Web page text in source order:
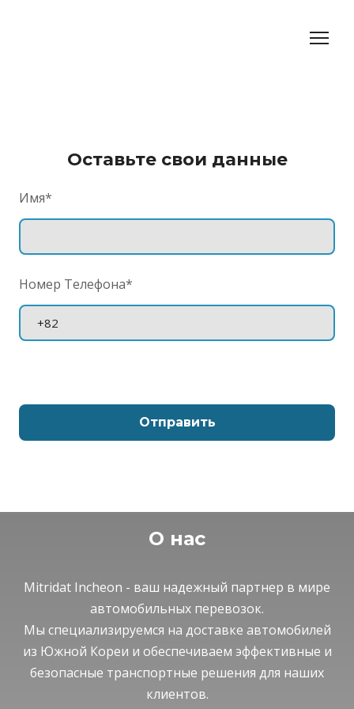
Оставьте свои данные
Имя*
Номер Телефона*
Отправить
О нас
Mitridat Incheon - ваш надежный партнер в мире
автомобильных перевозок.
Мы специализируемся на доставке автомобилей
из Южной Кореи и обеспечиваем эффективные и
безопасные транспортные решения для наших
клиентов.